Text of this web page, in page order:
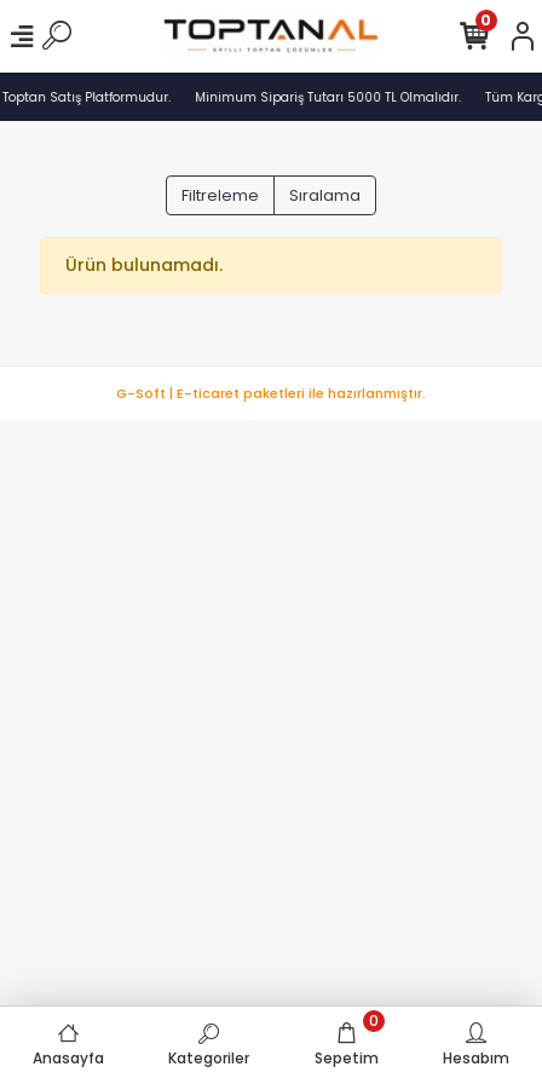
Satış Platformudur. Minimum Sipariş Tutarı 5000 TL Olmalıdır. Tüm
0
Filtreleme Sıralama
Ürün bulunamadı.
Anasayfa Kategoriler Sepetim
0
Hesabım
G-Soft | E-ticaret paketleri ile hazırlanmıştır.